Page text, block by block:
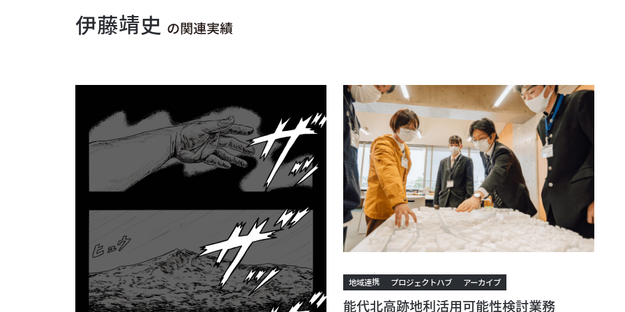
伊藤靖史 の関連実績
地域連携 プロジェクトハブ アーカイブ
能代北高跡地利活用可能性検討業務